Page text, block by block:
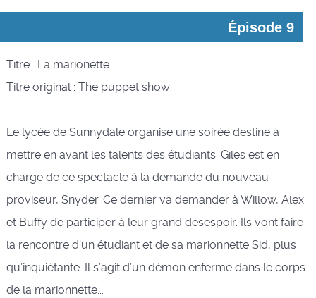
Épisode 9
Titre : La marionette
Titre original : The puppet show
Le lycée de Sunnydale organise une soirée destine à
mettre en avant les talents des étudiants. Giles est en
charge de ce spectacle à la demande du nouveau
proviseur, Snyder. Ce dernier va demander à Willow, Alex
et Buffy de participer à leur grand désespoir. Ils vont faire
la rencontre d’un étudiant et de sa marionnette Sid, plus
qu’inquiétante. Il s’agit d’un démon enfermé dans le corps
de la marionnette...